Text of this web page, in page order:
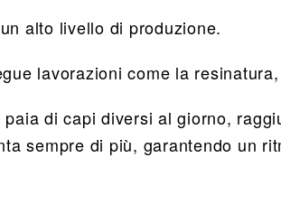
alto livello di produzione.
lavorazioni come la
di capi diversi al giorno,
sempre di più, garantendo un